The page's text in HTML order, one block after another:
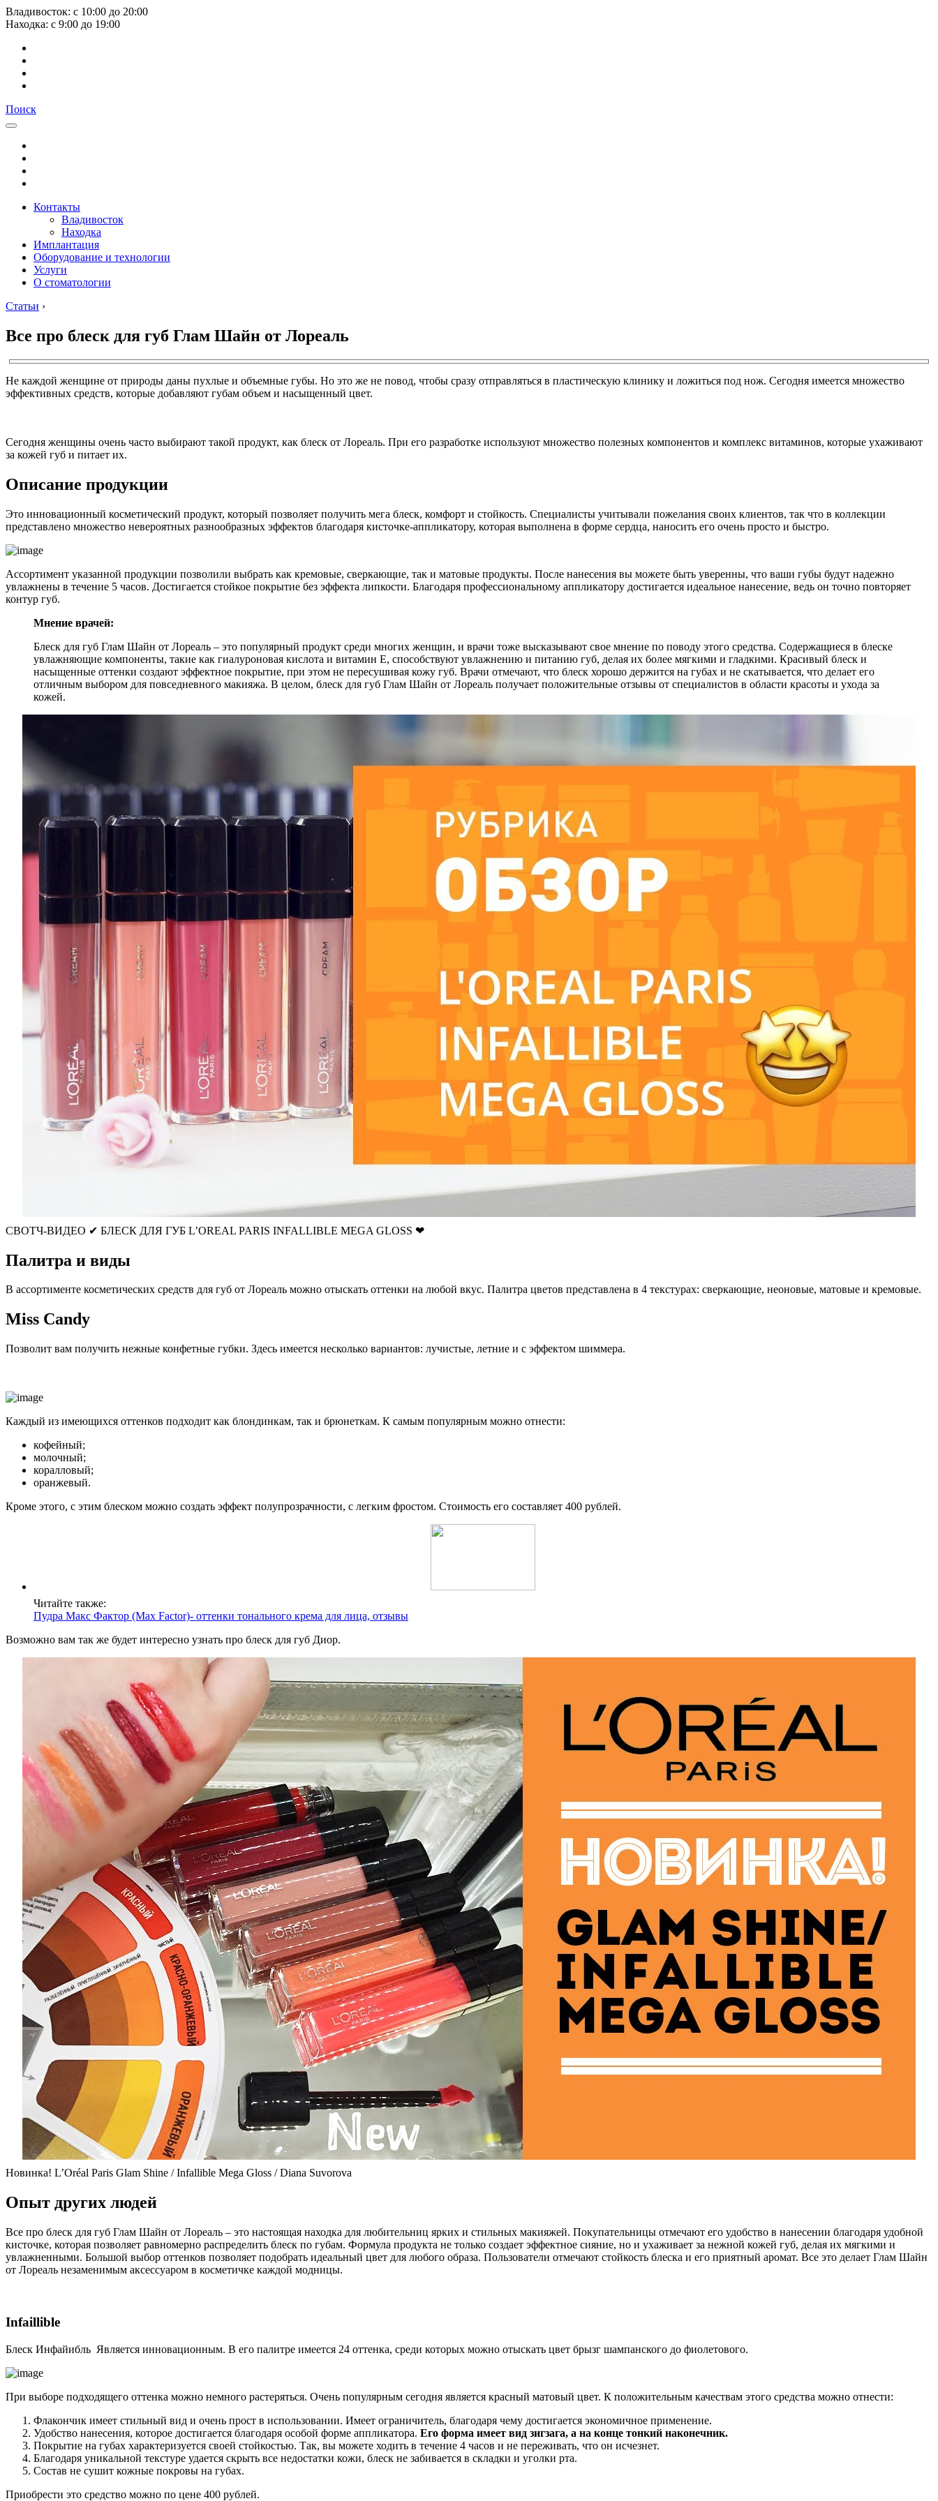
Владивосток: с 10:00 до 20:00
Находка: с 9:00 до 19:00
Поиск
Контакты
Владивосток
Находка
Имплантация
Оборудование и технологии
Услуги
О стоматологии
Статьи ›
Все про блеск для губ Глам Шайн от Лореаль
Не каждой женщине от природы даны пухлые и объемные губы. Но это же не повод, чтобы сразу отправляться в пластическую клинику и ложиться под нож. Сегодня имеется множество
эффективных средств, которые добавляют губам объем и насыщенный цвет.
Сегодня женщины очень часто выбирают такой продукт, как блеск от Лореаль. При его разработке используют множество полезных компонентов и комплекс витаминов, которые ухаживают
за кожей губ и питает их.
Описание продукции
Это инновационный косметический продукт, который позволяет получить мега блеск, комфорт и стойкость. Специалисты учитывали пожелания своих клиентов, так что в коллекции
представлено множество невероятных разнообразных эффектов благодаря кисточке-аппликатору, которая выполнена в форме сердца, наносить его очень просто и быстро.
Ассортимент указанной продукции позволили выбрать как кремовые, сверкающие, так и матовые продукты. После нанесения вы можете быть уверенны, что ваши губы будут надежно
увлажнены в течение 5 часов. Достигается стойкое покрытие без эффекта липкости. Благодаря профессиональному аппликатору достигается идеальное нанесение, ведь он точно повторяет
контур губ.
Мнение врачей:
Блеск для губ Глам Шайн от Лореаль – это популярный продукт среди многих женщин, и врачи тоже высказывают свое мнение по поводу этого средства. Содержащиеся в блеске
увлажняющие компоненты, такие как гиалуроновая кислота и витамин Е, способствуют увлажнению и питанию губ, делая их более мягкими и гладкими. Красивый блеск и
насыщенные оттенки создают эффектное покрытие, при этом не пересушивая кожу губ. Врачи отмечают, что блеск хорошо держится на губах и не скатывается, что делает его
отличным выбором для повседневного макияжа. В целом, блеск для губ Глам Шайн от Лореаль получает положительные отзывы от специалистов в области красоты и ухода за
кожей.
СВОТЧ-ВИДЕО ✔ БЛЕСК ДЛЯ ГУБ L’OREAL PARIS INFALLIBLE MEGA GLOSS ❤
Палитра и виды
В ассортименте косметических средств для губ от Лореаль можно отыскать оттенки на любой вкус. Палитра цветов представлена в 4 текстурах: сверкающие, неоновые, матовые и кремовые.
Miss Candy
Позволит вам получить нежные конфетные губки. Здесь имеется несколько вариантов: лучистые, летние и с эффектом шиммера.
Каждый из имеющихся оттенков подходит как блондинкам, так и брюнеткам. К самым популярным можно отнести:
кофейный;
молочный;
коралловый;
оранжевый.
Кроме этого, с этим блеском можно создать эффект полупрозрачности, с легким фростом. Стоимость его составляет 400 рублей.
Читайте также:
Пудра Макс Фактор (Max Factor)- оттенки тонального крема для лица, отзывы
Возможно вам так же будет интересно узнать про блеск для губ Диор.
Новинка! L’Oréal Paris Glam Shine / Infallible Mega Gloss / Diana Suvorova
Опыт других людей
Все про блеск для губ Глам Шайн от Лореаль – это настоящая находка для любительниц ярких и стильных макияжей. Покупательницы отмечают его удобство в нанесении благодаря удобной
кисточке, которая позволяет равномерно распределить блеск по губам. Формула продукта не только создает эффектное сияние, но и ухаживает за нежной кожей губ, делая их мягкими и
увлажненными. Большой выбор оттенков позволяет подобрать идеальный цвет для любого образа. Пользователи отмечают стойкость блеска и его приятный аромат. Все это делает Глам Шайн
от Лореаль незаменимым аксессуаром в косметичке каждой модницы.
Infaillible
Блеск Инфайибль Является инновационным. В его палитре имеется 24 оттенка, среди которых можно отыскать цвет брызг шампанского до фиолетового.
При выборе подходящего оттенка можно немного растеряться. Очень популярным сегодня является красный матовый цвет. К положительным качествам этого средства можно отнести:
Флакончик имеет стильный вид и очень прост в использовании. Имеет ограничитель, благодаря чему достигается экономичное применение.
Удобство нанесения, которое достигается благодаря особой форме аппликатора. Его форма имеет вид зигзага, а на конце тонкий наконечник.
Покрытие на губах характеризуется своей стойкостью. Так, вы можете ходить в течение 4 часов и не переживать, что он исчезнет.
Благодаря уникальной текстуре удается скрыть все недостатки кожи, блеск не забивается в складки и уголки рта.
Состав не сушит кожные покровы на губах.
Приобрести это средство можно по цене 400 рублей.